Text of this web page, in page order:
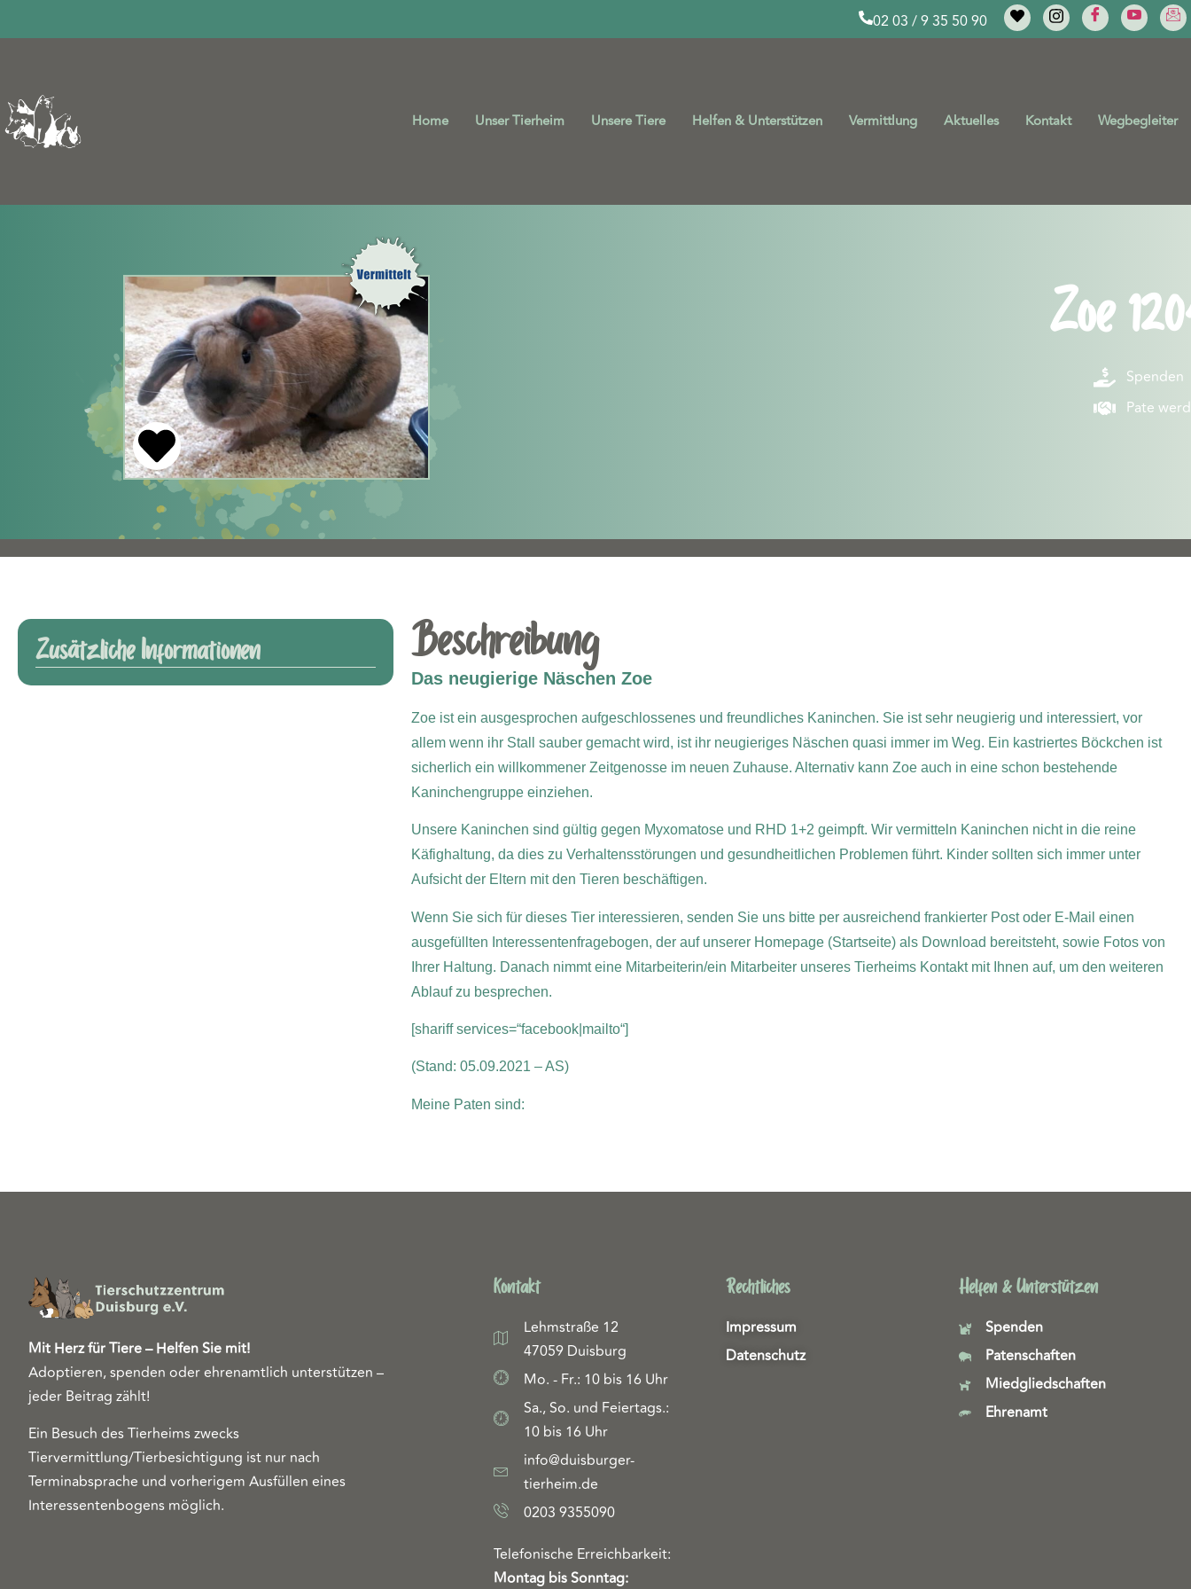
02 03 / 9 35 50 90
Home Unser Tierheim Unsere Tiere Helfen & Unterstützen Vermittlung Aktuelles Kontakt Wegbegleiter
Zoe
Spenden
Pate
Zusätzliche Informationen Beschreibung
Das neugierige Näschen Zoe
Zoe ist ein ausgesprochen aufgeschlossenes und freundliches Kaninchen. Sie ist sehr neugierig und interessiert, vor
allem wenn ihr Stall sauber gemacht wird, ist ihr neugieriges Näschen quasi immer im Weg. Ein kastriertes Böckchen ist
sicherlich ein willkommener Zeitgenosse im neuen Zuhause. Alternativ kann Zoe auch in eine schon bestehende
Kaninchengruppe einziehen.
Unsere Kaninchen sind gültig gegen Myxomatose und RHD 1+2 geimpft. Wir vermitteln Kaninchen nicht in die reine
Käfighaltung, da dies zu Verhaltensstörungen und gesundheitlichen Problemen führt. Kinder sollten sich immer unter
Aufsicht der Eltern mit den Tieren beschäftigen.
Wenn Sie sich für dieses Tier interessieren, senden Sie uns bitte per ausreichend frankierter Post oder E-Mail einen
ausgefüllten Interessentenfragebogen, der auf unserer Homepage (Startseite) als Download bereitsteht, sowie Fotos von
Ihrer Haltung. Danach nimmt eine Mitarbeiterin/ein Mitarbeiter unseres Tierheims Kontakt mit Ihnen auf, um den weiteren
Ablauf zu besprechen.
[shariff services=“facebook|mailto“]
(Stand: 05.09.2021 – AS)
Meine Paten sind:
Mit Herz für Tiere – Helfen Sie mit!
Adoptieren, spenden oder ehrenamtlich unterstützen –
jeder Beitrag zählt!
Ein Besuch des Tierheims zwecks
Tiervermittlung/Tierbesichtigung ist nur nach
Terminabsprache und vorherigem Ausfüllen eines
Interessentenbogens möglich.
Kontakt
Lehmstraße 12
47059 Duisburg
Mo. - Fr.: 10 bis 16 Uhr
Sa., So. und Feiertags.:
10 bis 16 Uhr
info@duisburger-
tierheim.de
0203 9355090
Telefonische Erreichbarkeit:
Montag bis Sonntag:
Rechtliches
Impressum
Datenschutz
Helfen & Unterstützen
Spenden
Patenschaften
Miedgliedschaften
Ehrenamt